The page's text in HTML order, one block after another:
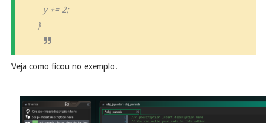
y += 2;
}
Veja como ficou no exemplo.